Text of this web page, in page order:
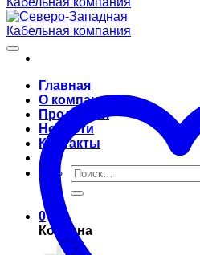
Главная
О компании
Продукция
Новости
Контакты
Искать:
0
Корзина